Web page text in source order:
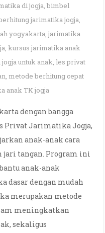
di jogja,bimbel
jarimatika jogja,
yogyakarta,jarimatika
, kursus jarimatika anak
untuk anak, les privat
, metode berhitung cepat
anak TK jogja
dengan bangga
Privat Jarimatika Jogja,
anak-anak cara
jari tangan. Program ini
anak-anak
dasar dengan mudah
merupakan metode
meningkatkan
sekaligus